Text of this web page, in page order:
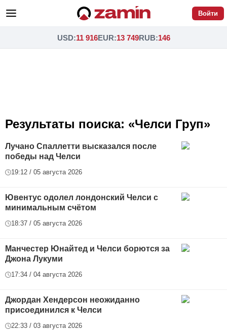
Войти
USD:11 916EUR:13 749RUB:146
Результаты поиска: «Челси Груп»
Лучано Спаллетти высказался после
победы над Челси
19:12 / 05 августа 2026
Ювентус одолел лондонский Челси с
минимальным счётом
18:37 / 05 августа 2026
Манчестер Юнайтед и Челси борются за
Джона Лукуми
17:34 / 04 августа 2026
Джордан Хендерсон неожиданно
присоединился к Челси
22:33 / 03 августа 2026